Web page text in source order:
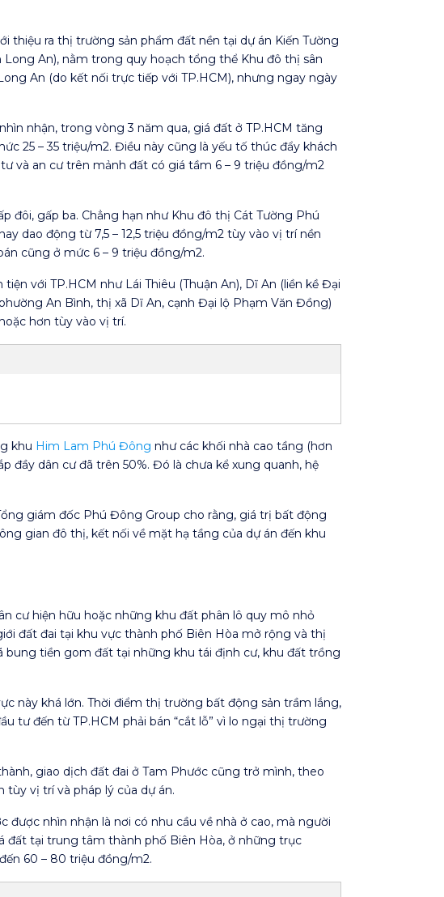
thiệu ra thị trường sản phẩm đất nền tại dự án Kiến Tường
An), nằm trong quy hoạch tổng thể Khu đô thị sân
An (do kết nối trực tiếp với TP.HCM), nhưng ngay ngày
nhận, trong vòng 3 năm qua, giá đất ở TP.HCM tăng
25 – 35 triệu/m2. Điều này cũng là yếu tố thúc đẩy khách
và an cư trên mảnh đất có giá tầm 6 – 9 triệu đồng/m2
đôi, gấp ba. Chẳng hạn như Khu đô thị Cát Tường Phú
dao động từ 7,5 – 12,5 triệu đồng/m2 tùy vào vị trí nền
cũng ở mức 6 – 9 triệu đồng/m2.
với TP.HCM như Lái Thiêu (Thuận An), Dĩ An (liền kề Đại
An Bình, thị xã Dĩ An, cạnh Đại lộ Phạm Văn Đồng)
hơn tùy vào vị trí.
khu Him Lam Phú Đông như các khối nhà cao tầng (hơn
dân cư đã trên 50%. Đó là chưa kể xung quanh, hệ
giám đốc Phú Đông Group cho rằng, giá trị bất động
gian đô thị, kết nối về mặt hạ tầng của dự án đến khu
cư hiện hữu hoặc những khu đất phân lô quy mô nhỏ
đất đai tại khu vực thành phố Biên Hòa mở rộng và thị
bung tiền gom đất tại những khu tái định cư, khu đất trồng
này khá lớn. Thời điểm thị trường bất động sản trầm lắng,
tư đến từ TP.HCM phải bán “cắt lỗ” vì lo ngại thị trường
giao dịch đất đai ở Tam Phước cũng trở mình, theo
tùy vị trí và pháp lý của dự án.
được nhìn nhận là nơi có nhu cầu về nhà ở cao, mà người
đất tại trung tâm thành phố Biên Hòa, ở những trục
60 – 80 triệu đồng/m2.